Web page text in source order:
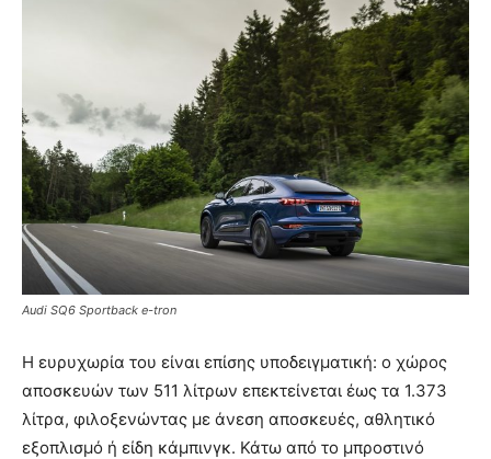
Audi SQ6 Sportback e-tron
Η ευρυχωρία του είναι επίσης υποδειγματική: ο χώρος
αποσκευών των 511 λίτρων επεκτείνεται έως τα 1.373
λίτρα, φιλοξενώντας με άνεση αποσκευές, αθλητικό
εξοπλισμό ή είδη κάμπινγκ. Κάτω από το μπροστινό